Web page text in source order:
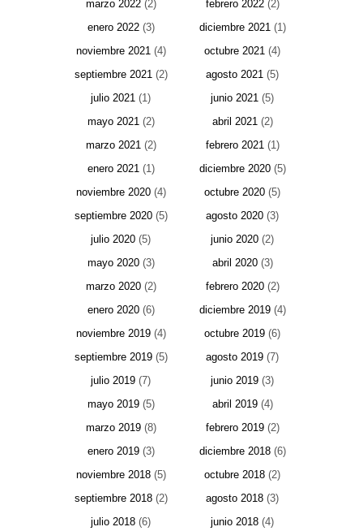
marzo 2022(2) febrero 2022(2)
enero 2022(3) diciembre 2021(1)
noviembre 2021(4) octubre 2021 (4)
septiembre 2021(2) agosto 2021 (5)
julio 2021 (1) junio 2021 (5)
mayo 2021(2) abril 2021(2)
marzo 2021(2) febrero 2021(1)
enero 2021(1) diciembre 2020(5)
noviembre 2020(4) octubre 2020 (5)
septiembre 2020(5) agosto 2020 (3)
julio 2020 (5) junio 2020 (2)
mayo 2020(3) abril 2020(3)
marzo 2020(2) febrero 2020(2)
enero 2020(6) diciembre 2019(4)
noviembre 2019(4) octubre 2019 (6)
septiembre 2019(5) agosto 2019 (7)
julio 2019 (7) junio 2019 (3)
mayo 2019(5) abril 2019(4)
marzo 2019(8) febrero 2019(2)
enero 2019(3) diciembre 2018(6)
noviembre 2018(5) octubre 2018 (2)
septiembre 2018(2) agosto 2018 (3)
julio 2018 (6) junio 2018 (4)